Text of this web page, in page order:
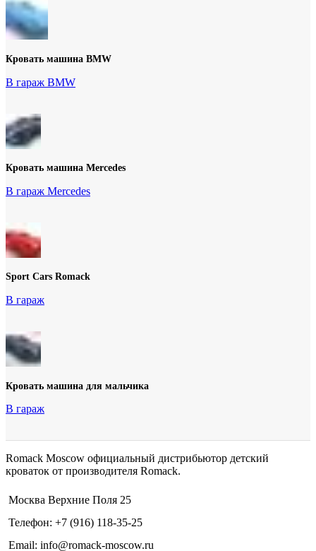
Кровать машина BMW
В гараж BMW
Кровать машина Mercedes
В гараж Mercedes
Sport Cars Romack
В гараж
Кровать машина для мальчика
В гараж
Romack Moscow официальный дистрибьютор детский
кроваток от производителя Romack.
Москва Верхние Поля 25
Телефон: +7 (916) 118-35-25
Email: info@romack-moscow.ru